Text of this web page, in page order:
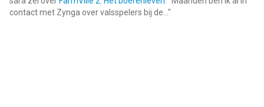
contact met Zynga over valsspelers bij de... "